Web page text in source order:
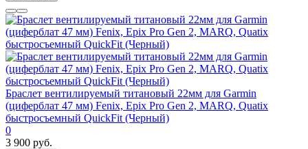
Браслет вентилируемый титановый 22мм для Garmin
(циферблат 47 мм) Fenix, Epix Pro Gen 2, MARQ, Quatix
быстросъемный QuickFit (Черный)
0
3 900 руб.